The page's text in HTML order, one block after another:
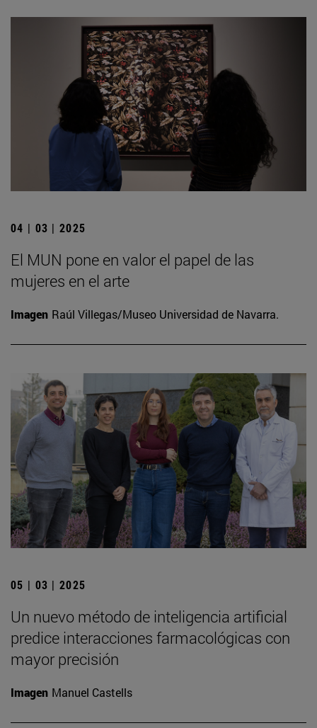
04 | 03 | 2025
El MUN pone en valor el papel de las
mujeres en el arte
Imagen Raúl Villegas/Museo Universidad de Navarra.
05 | 03 | 2025
Un nuevo método de inteligencia artificial
predice interacciones farmacológicas con
mayor precisión
Imagen Manuel Castells